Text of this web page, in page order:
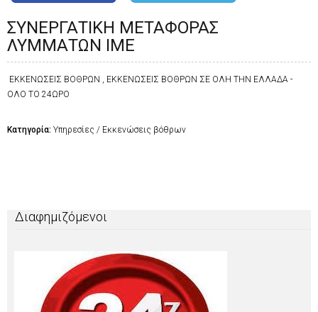
ΣΥΝΕΡΓΑΤΙΚΗ ΜΕΤΑΦΟΡΑΣ
ΛΥΜΜΑΤΩΝ ΙΜΕ
ΕΚΚΕΝΩΣΕΙΣ ΒΟΘΡΩΝ , ΕΚΚΕΝΩΣΕΙΣ ΒΟΘΡΩΝ ΣΕ ΟΛΗ ΤΗΝ ΕΛΛΑΔΑ -
ΟΛΟ ΤΟ 24ΩΡΟ
Κατηγορία: Υπηρεσίες / Εκκενώσεις βόθρων
Διαφημιζόμενοι